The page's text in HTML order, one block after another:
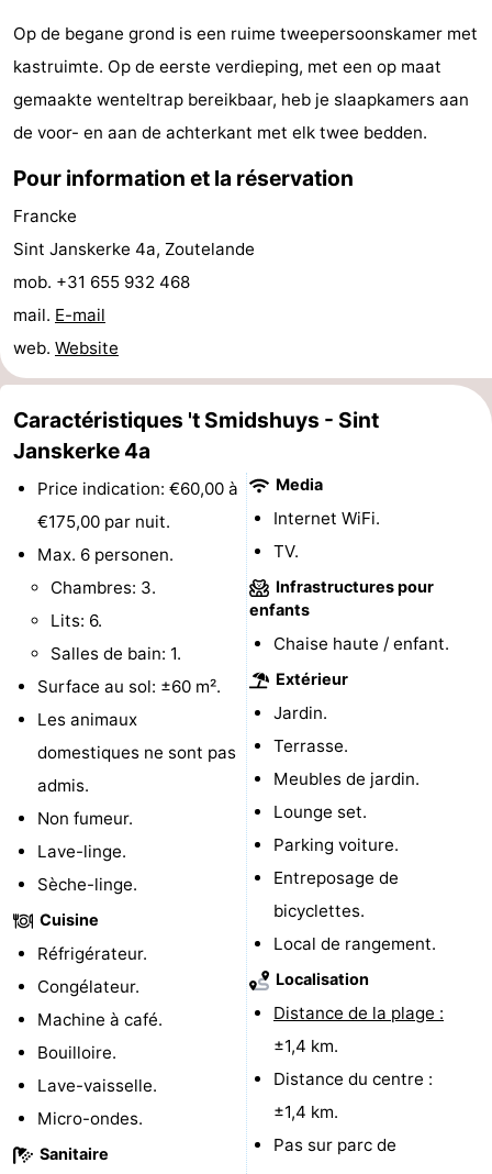
Points
de
vue
Attractions
-
Terrains
de
jeux
-
Aires
de
jeux
intérieures
-
Bowling
Centres
bien-
être
Villages
&
villes
Nature
Visites
guidées
Sports
Piscines
du
Randonnée
Équitation
Terrains
golf
-
Peche
Sportive
Equitation
Boire
manger
Événements
Conduite
l'anneau
Pratiques
Forum
Route
-
Stationnement
Adresses
Op de begane grond is een ruime tweepersoonskamer met
kastruimte. Op de eerste verdieping, met een op maat
gemaakte wenteltrap bereikbaar, heb je slaapkamers aan
de voor- en aan de achterkant met elk twee bedden.
Pour information et la réservation
Francke
Sint Janskerke 4a, Zoutelande
mob. +31 655 932 468
mail. E-mail
web. Website
Caractéristiques 't Smidshuys - Sint
Janskerke 4a
Price indication: €60,00 à
€175,00 par nuit.
Max. 6 personen.
Chambres: 3.
Lits: 6.
Salles de bain: 1.
Surface au sol: ±60 m².
Les animaux
domestiques ne sont pas
admis.
Non fumeur.
Lave-linge.
Sèche-linge.
Cuisine
Réfrigérateur.
Congélateur.
Machine à café.
Bouilloire.
Lave-vaisselle.
Micro-ondes.
Sanitaire
Media
Internet WiFi.
TV.
Infrastructures pour
enfants
Chaise haute / enfant.
Extérieur
Jardin.
Terrasse.
Meubles de jardin.
Lounge set.
Parking voiture.
Entreposage de
bicyclettes.
Local de rangement.
Localisation
Distance de la plage :
±1,4 km.
Distance du centre :
±1,4 km.
Pas sur parc de